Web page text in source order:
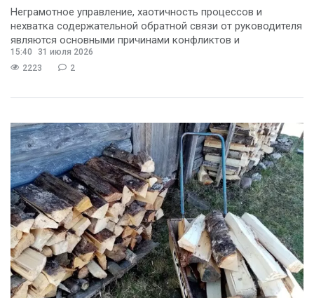
Неграмотное управление, хаотичность процессов и
нехватка содержательной обратной связи от руководителя
являются основными причинами конфликтов и
раздражения в
15:40
31 июля 2026
2223
2